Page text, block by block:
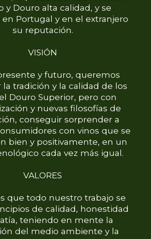
y Douro alta calidad, y se
Portugal y en el extranjero
su reputación.
VISIÓN
y futuro, queremos
tradición y la calidad de los
Douro Superior, pero con
y nuevas filosofías de
conseguir sorprender a
con vinos que se
bien y positivamente, en un
cada vez más igual.
VALORES
que todo nuestro trabajo se
de calidad, honestidad
teniendo en mente la
del medio ambiente y la